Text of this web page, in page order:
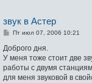
звук в Астер
С
о
щ
е
н
Пт июл 07, 2006 10:21
Доброго дня.
У меня тоже стоит две
работы с двумя
для меня звуковой в